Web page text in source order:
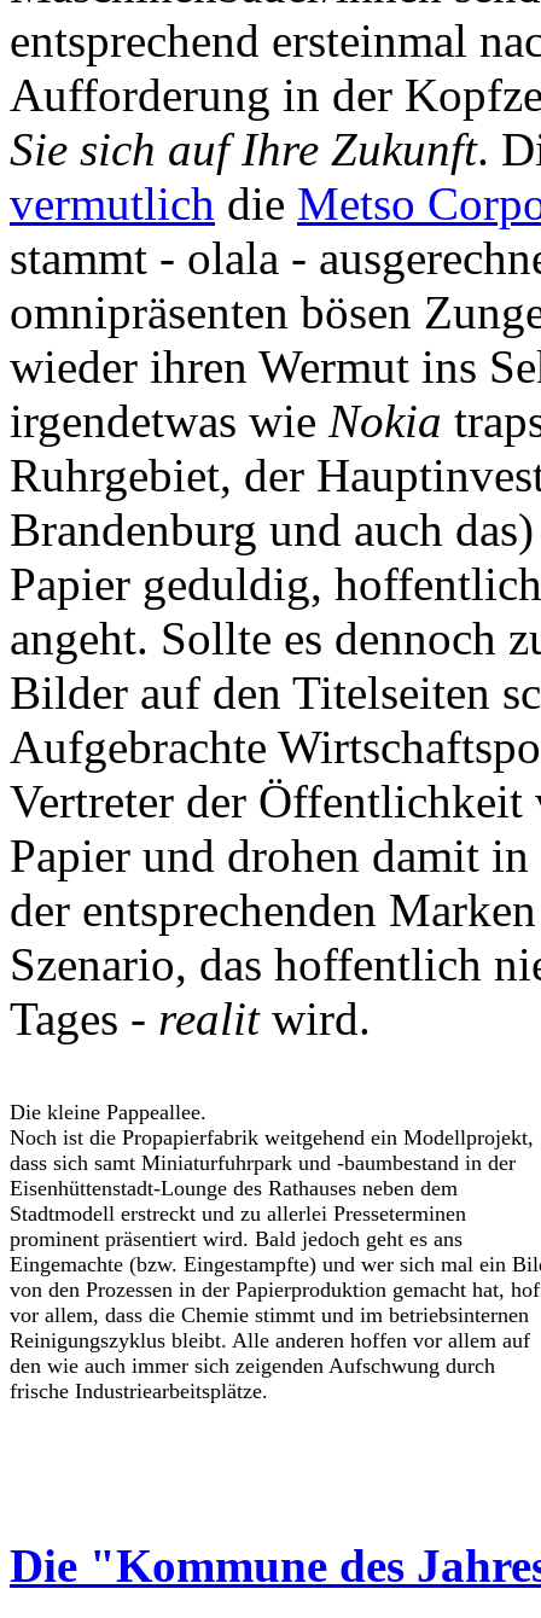
entsprechend ersteinmal
Aufforderung in der
Sie sich auf Ihre Zukunft.
vermutlich die Metso
stammt - olala -
omnipräsenten bösen
wieder ihren Wermut ins
irgendetwas wie Nokia
Ruhrgebiet, der
Brandenburg und auch
Papier geduldig,
angeht. Sollte es dennoch
Bilder auf den Titelseiten
Aufgebrachte
Vertreter der Öffentlichkeit
Papier und drohen damit
der entsprechenden
Szenario, das hoffentlich
Tages - realitwird.
Die kleine Pappeallee.
Noch ist die Propapierfabrik weitgehend ein Modellprojekt,
dass sich samt Miniaturfuhrpark und -baumbestand in der
Eisenhüttenstadt-Lounge des Rathauses neben dem
Stadtmodell erstreckt und zu allerlei Presseterminen
prominent präsentiert wird. Bald jedoch geht es ans
Eingemachte (bzw. Eingestampfte) und wer sich mal ein
von den Prozessen in der Papierproduktion gemacht hat,
vor allem, dass die Chemie stimmt und im betriebsinternen
Reinigungszyklus bleibt. Alle anderen hoffen vor allem auf
den wie auch immer sich zeigenden Aufschwung durch
frische Industriearbeitsplätze.
Die "Kommune des